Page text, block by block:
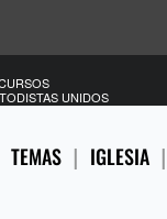
TEMAS IGLESIA
UNIDOS